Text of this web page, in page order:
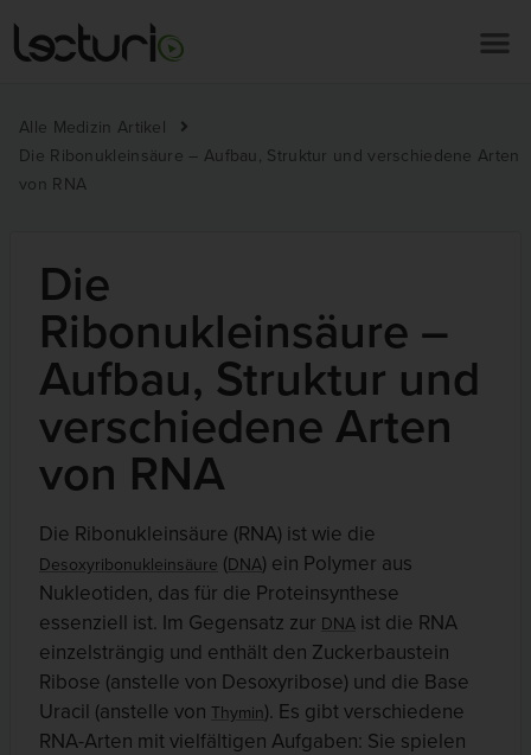
Alle Medizin Artikel
Die Ribonukleinsäure – Aufbau, Struktur und verschiedene Arten
von RNA
Die
Ribonukleinsäure –
Aufbau, Struktur und
verschiedene Arten
von RNA
Die Ribonukleinsäure (RNA) ist wie die
Desoxyribonukleinsäure (DNA) ein Polymer aus
Nukleotiden, das für die Proteinsynthese
essenziell ist. Im Gegensatz zur DNA ist die RNA
einzelsträngig und enthält den Zuckerbaustein
Ribose (anstelle von Desoxyribose) und die Base
Uracil (anstelle von Thymin). Es gibt verschiedene
RNA-Arten mit vielfältigen Aufgaben: Sie spielen